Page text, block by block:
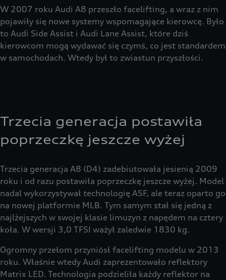
W 2007 roku Audi A8 przeszło facelifting, a wraz z nim
pojawiły się nowe systemy wspomagające kierowcę. Było
to Audi Side Assist i Audi Lane Assist, które dziś
kierowcom mogą wydawać się czymś, co jest standardem
w samochodach. Wtedy był to zwiastun przyszłości.
Trzecia generacja postawiła
poprzeczkę jeszcze wyżej
Trzecia generacja A8 (D4) zadebiutowała jesienią 2009
roku i od razu postawiła poprzeczkę jeszcze wyżej. Model
nadal wykorzystywał technologię ASF, ale teraz oparto go
na nowej platformie MLB. Tym samym stał się jedną z
najlżejszych w swojej klasie limuzyn z napędem na cztery
koła. W wersji 3,0 TFSI ważył zaledwie 1830 kg.
Ogromny przełom przyniósł facelifting modelu w 2013
roku. Właśnie wtedy Audi zaprezentowało reflektory
Matrix LED. Technologia podzieliła każdy reflektor na